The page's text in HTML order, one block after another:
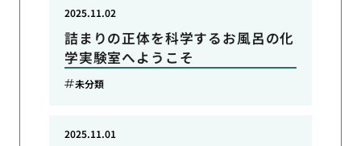
詰まりの正体を科学するお風呂の化
学実験室へようこそ
2025.11.02
未分類
2025.11.01